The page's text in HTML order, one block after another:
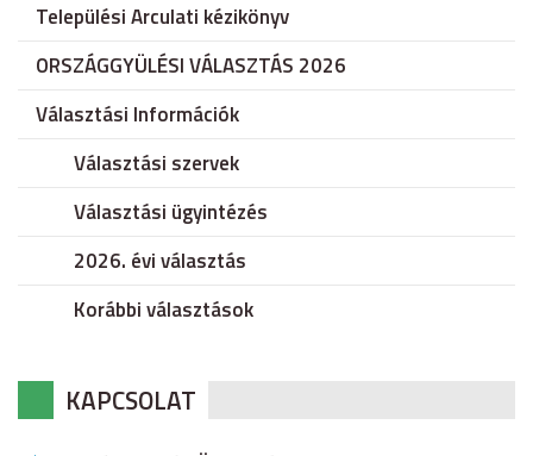
Települési Arculati kézikönyv
ORSZÁGGYÜLÉSI VÁLASZTÁS 2026
Választási Információk
Választási szervek
Választási ügyintézés
2026. évi választás
Korábbi választások
KAPCSOLAT